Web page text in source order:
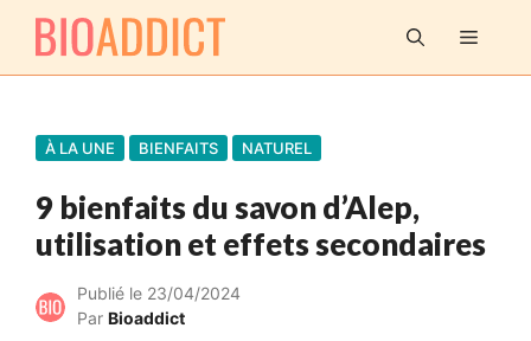
Aller
contenu
MENU
À LA UNE BIENFAITS NATUREL
9 bienfaits du savon d’Alep,
utilisation et effets secondaires
Publié le 23/04/2024
Par Bioaddict